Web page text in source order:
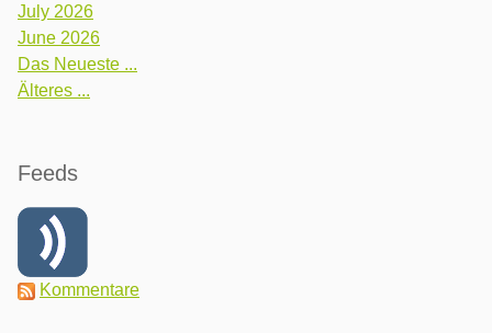
July 2026
June 2026
Das Neueste ...
Älteres ...
Feeds
Kommentare